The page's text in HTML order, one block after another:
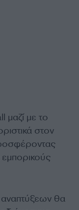
μαζί με το
στον
θα